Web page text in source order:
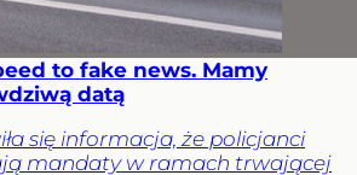
to fake news. Mamy
datą
się informacja, że policjanci
mandaty w ramach trwającej